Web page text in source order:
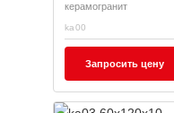
керамогранит
ka00
Запросить цену